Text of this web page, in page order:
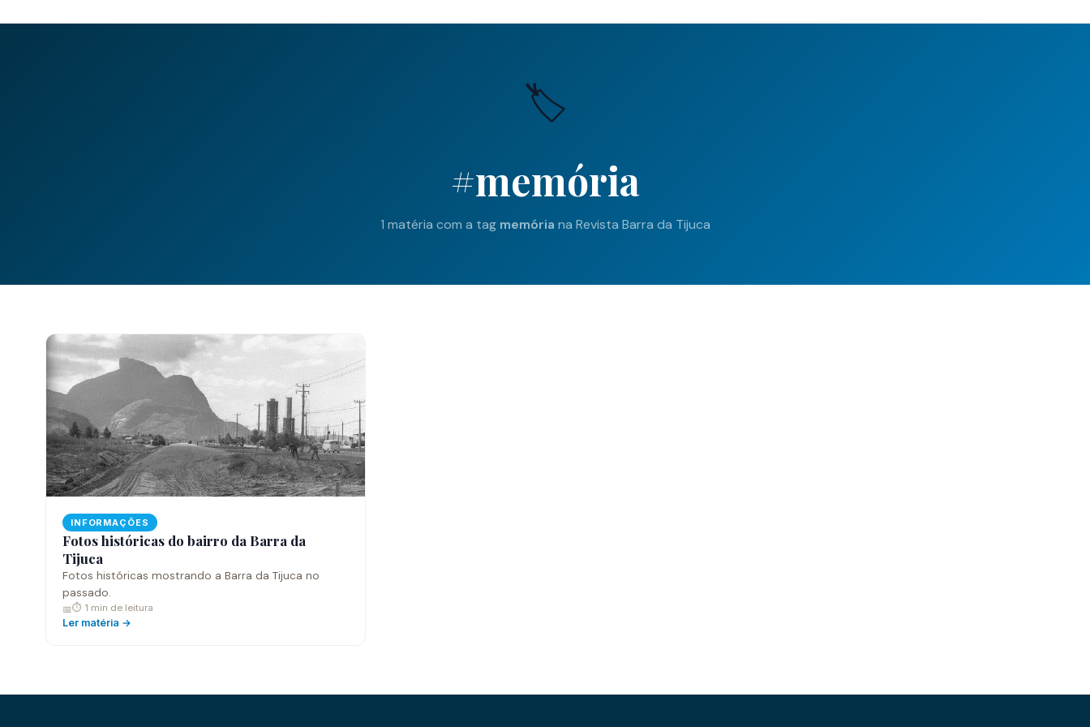
🏷️
#memória
1 matéria com a tag memória na Revista Barra da Tijuca
INFORMAÇÕES
Fotos históricas do bairro da Barra da
Tijuca
Fotos históricas mostrando a Barra da Tijuca no
passado.
📅⏱ 1 min de leitura
Ler matéria →